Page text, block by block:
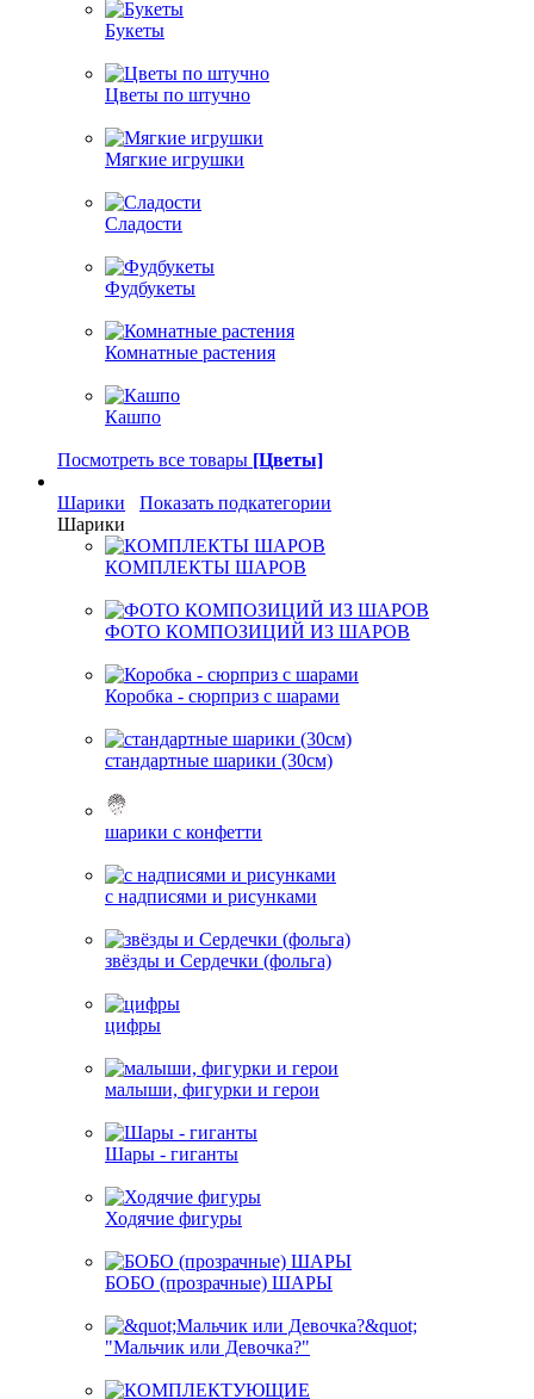
Букеты
Цветы по штучно
Мягкие игрушки
Сладости
Фудбукеты
Комнатные растения
Кашпо
Посмотреть все товары [Цветы]
Шарики
Показать подкатегории
Шарики
КОМПЛЕКТЫ ШАРОВ
ФОТО КОМПОЗИЦИЙ ИЗ ШАРОВ
Коробка - сюрприз с шарами
стандартные шарики (30см)
шарики с конфетти
с надписями и рисунками
звёзды и Сердечки (фольга)
цифры
малыши, фигурки и герои
Шары - гиганты
Ходячие фигуры
БОБО (прозрачные) ШАРЫ
"Мальчик или Девочка?"